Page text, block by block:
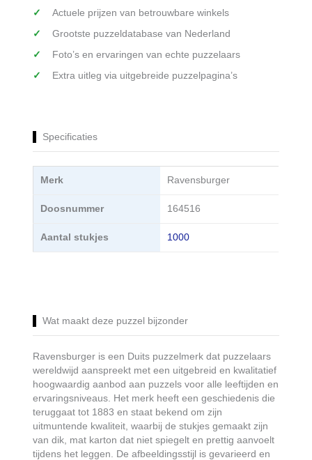
Actuele prijzen van betrouwbare winkels
Grootste puzzeldatabase van Nederland
Foto’s en ervaringen van echte puzzelaars
Extra uitleg via uitgebreide puzzelpagina’s
Specificaties
Merk Ravensburger
Doosnummer 164516
Aantal stukjes 1000
Wat maakt deze puzzel bijzonder
Ravensburger is een Duits puzzelmerk dat puzzelaars
wereldwijd aanspreekt met een uitgebreid en kwalitatief
hoogwaardig aanbod aan puzzels voor alle leeftijden en
ervaringsniveaus. Het merk heeft een geschiedenis die
teruggaat tot 1883 en staat bekend om zijn
uitmuntende kwaliteit, waarbij de stukjes gemaakt zijn
van dik, mat karton dat niet spiegelt en prettig aanvoelt
tijdens het leggen. De afbeeldingsstijl is gevarieerd en